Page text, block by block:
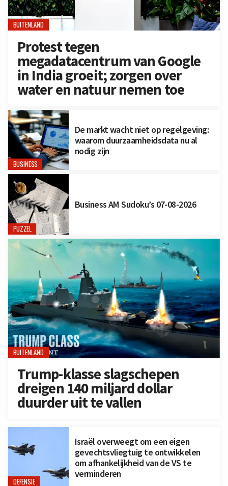
BUITENLAND
Protest tegen
megadatacentrum van Google
in India groeit; zorgen over
water en natuur nemen toe
BUSINESS
De markt wacht niet op regelgeving:
waarom duurzaamheidsdata nu al
nodig zijn
PUZZEL
Business AM Sudoku’s 07-08-2026
BUITENLAND
Trump-klasse slagschepen
dreigen 140 miljard dollar
duurder uit te vallen
DEFENSIE
Israël overweegt om een eigen
gevechtsvliegtuig te ontwikkelen
om afhankelijkheid van de VS te
verminderen